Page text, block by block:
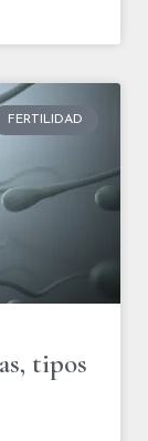
FERTILIDAD
tipos